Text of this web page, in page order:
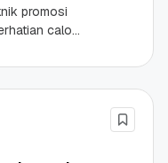
Panduan Lengkap Promo
promosi
calon